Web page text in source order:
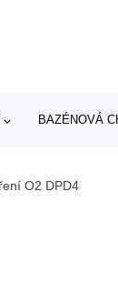
BAZÉNOVÁ
O2 DPD4